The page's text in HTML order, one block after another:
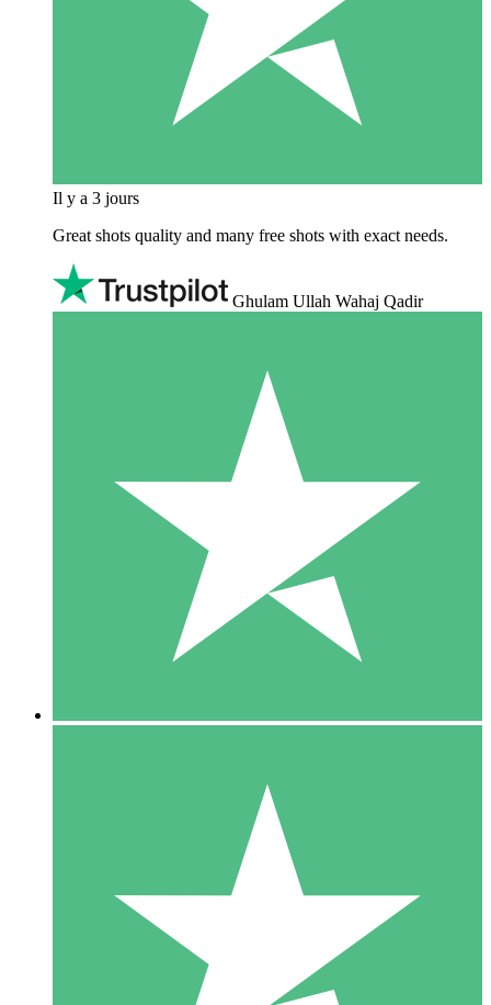
Il y a 3 jours
Great shots quality and many free shots with exact needs.
Ghulam Ullah Wahaj Qadir